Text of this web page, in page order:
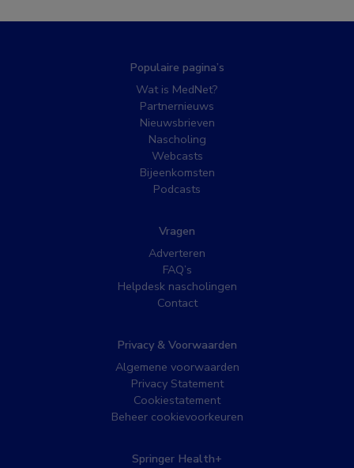
Populaire pagina’s
Wat is MedNet?
Partnernieuws
Nieuwsbrieven
Nascholing
Webcasts
Bijeenkomsten
Podcasts
Vragen
Adverteren
FAQ’s
Helpdesk nascholingen
Contact
Privacy & Voorwaarden
Algemene voorwaarden
Privacy Statement
Cookiestatement
Beheer cookievoorkeuren
Springer Health+